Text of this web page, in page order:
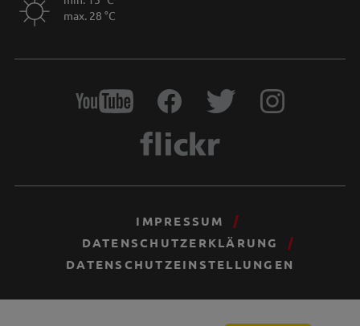
max. 28 °C
IMPRESSUM
DATENSCHUTZERKLÄRUNG
DATENSCHUTZEINSTELLUNGEN